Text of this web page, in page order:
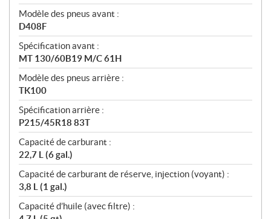
Modèle des pneus avant :
D408F
Spécification avant :
MT 130/60B19 M/C 61H
Modèle des pneus arrière :
TK100
Spécification arrière :
P215/45R18 83T
Capacité de carburant :
22,7 L (6 gal.)
Capacité de carburant de réserve, injection (voyant) :
3,8 L (1 gal.)
Capacité d’huile (avec filtre) :